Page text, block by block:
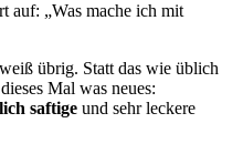
auf: „Was mache ich mit
übrig. Statt das wie üblich
Mal was neues:
saftige und sehr leckere